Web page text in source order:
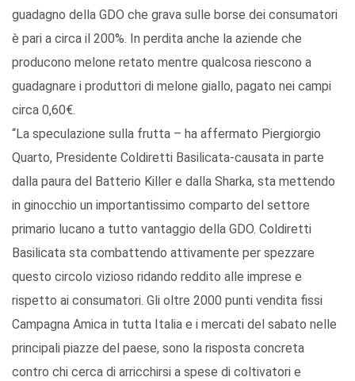
guadagno della GDO che grava sulle borse dei consumatori
è pari a circa il 200%. In perdita anche la aziende che
producono melone retato mentre qualcosa riescono a
guadagnare i produttori di melone giallo, pagato nei campi
circa 0,60€.
“La speculazione sulla frutta – ha affermato Piergiorgio
Quarto, Presidente Coldiretti Basilicata-causata in parte
dalla paura del Batterio Killer e dalla Sharka, sta mettendo
in ginocchio un importantissimo comparto del settore
primario lucano a tutto vantaggio della GDO. Coldiretti
Basilicata sta combattendo attivamente per spezzare
questo circolo vizioso ridando reddito alle imprese e
rispetto ai consumatori. Gli oltre 2000 punti vendita fissi
Campagna Amica in tutta Italia e i mercati del sabato nelle
principali piazze del paese, sono la risposta concreta
contro chi cerca di arricchirsi a spese di coltivatori e